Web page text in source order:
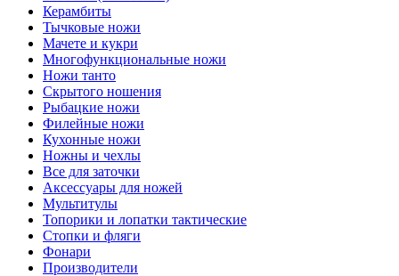
Керамбиты
Тычковые ножи
Мачете и кукри
Многофункциональные ножи
Ножи танто
Скрытого ношения
Рыбацкие ножи
Филейные ножи
Кухонные ножи
Ножны и чехлы
Все для заточки
Аксессуары для ножей
Мультитулы
Топорики и лопатки тактические
Стопки и фляги
Фонари
Производители